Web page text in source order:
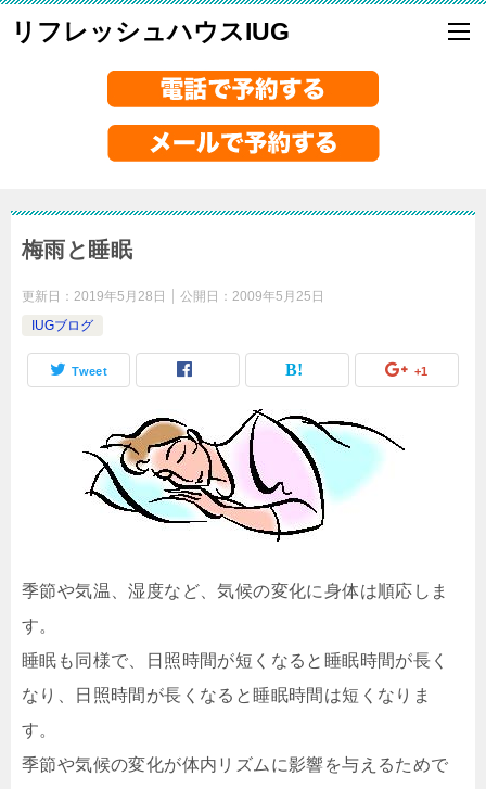
リフレッシュハウスIUG
梅雨と睡眠
更新日： 2019年5月28日 公開日： 2009年5月25日
IUGブログ
Tweet +1
季節や気温、湿度など、気候の変化に身体は順応しま
す。
睡眠も同様で、日照時間が短くなると睡眠時間が長く
なり、日照時間が長くなると睡眠時間は短くなりま
す。
季節や気候の変化が体内リズムに影響を与えるためで